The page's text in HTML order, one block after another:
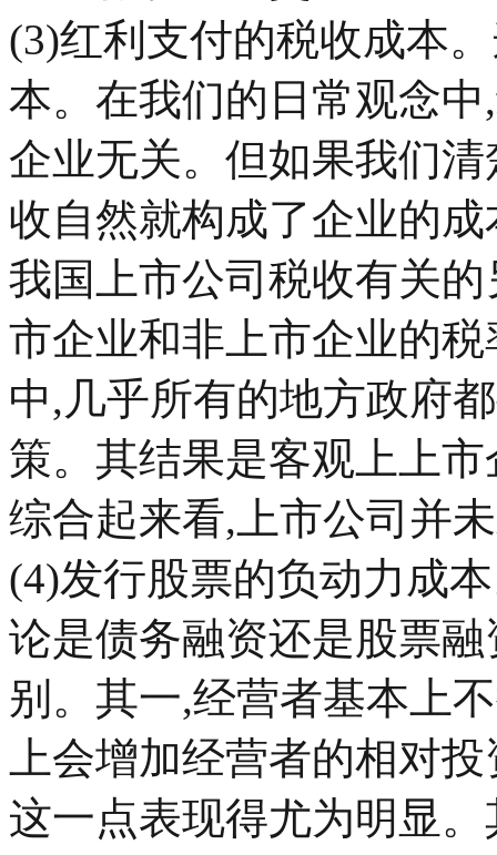
(3)红利支付的税收成本
本。在我们的日常观念
企业无关。但如果我们
收自然就构成了企业的
我国上市公司税收有关
市企业和非上市企业的
中,几乎所有的地方政府
策。其结果是客观上上
综合起来看,上市公司并
(4)发行股票的负动力成
论是债务融资还是股票
别。其一,经营者基本上
上会增加经营者的相对
这一点表现得尤为明显